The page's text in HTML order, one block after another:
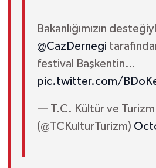
Bakanlığımızın
@CazDernegi
festival Başkentin…
pic.twitter.com/
— T.C. Kültür ve Turizm
(@TCKulturTurizm)